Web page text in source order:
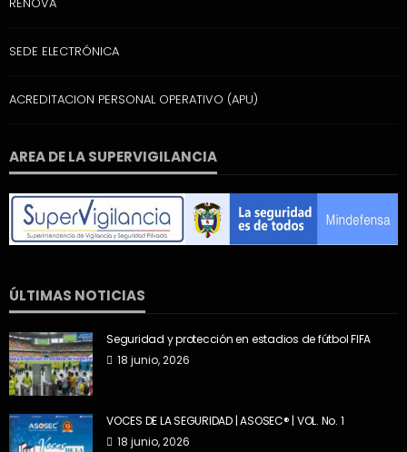
SEDE ELECTRÓNICA
ACREDITACION PERSONAL OPERATIVO (APU)
AREA DE LA SUPERVIGILANCIA
ÚLTIMAS NOTICIAS
Seguridad y protección en estadios de fútbol FIFA
18 junio, 2026
VOCES DE LA SEGURIDAD | ASOSEC® | VOL. No. 1
18 junio, 2026